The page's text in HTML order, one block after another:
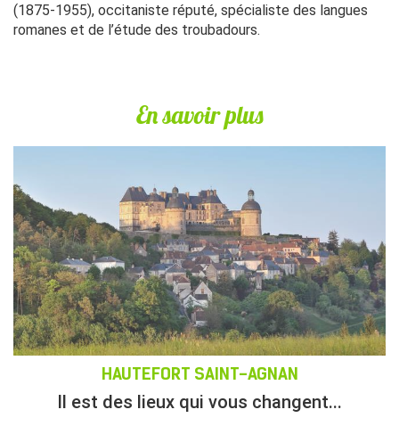
(1875-1955), occitaniste réputé, spécialiste des langues
romanes et de l’étude des troubadours.
En savoir plus
HAUTEFORT SAINT-AGNAN
Il est des lieux qui vous changent...